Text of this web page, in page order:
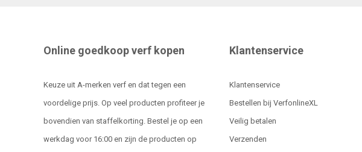
Online goedkoop verf kopen
Keuze uit A-merken verf en dat tegen een
voordelige prijs. Op veel producten profiteer je
bovendien van staffelkorting. Bestel je op een
werkdag voor 16:00 en zijn de producten op
Klantenservice
Klantenservice
Bestellen bij VerfonlineXL
Veilig betalen
Verzenden